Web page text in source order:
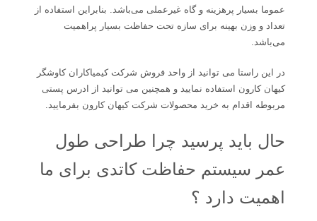
عموما بسیار پرهزینه و گاه غیرعملی می‌باشد. بنابراین استفاده از
تعداد و وزن بهینه برای سازه تحت حفاظت بسیار پراهمیت
می‌باشد.
در این راستا می توانید از واحد فروش شرکت کیمیاکاران کاوشگر
کیهان کارون استفاده نمایید و همچنین می توانید از ادرس پستی
مربوطه اقدام به خرید محصولات شرکت کیهان کارون بفرمایید.
حال باید پرسید چرا طراحی طول
عمر سیستم حفاظت کاتدی برای ما
اهمیت دارد ؟